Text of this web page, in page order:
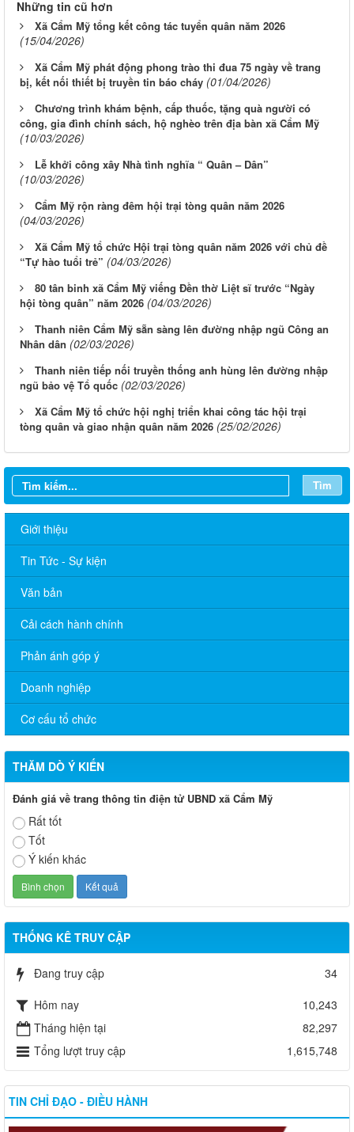
Những tin cũ hơn
Xã Cẩm Mỹ tổng kết công tác tuyển quân năm 2026
(15/04/2026)
Xã Cẩm Mỹ phát động phong trào thi đua 75 ngày về trang
bị, kết nối thiết bị truyền tin báo cháy (01/04/2026)
Chương trình khám bệnh, cấp thuốc, tặng quà người có
công, gia đình chính sách, hộ nghèo trên địa bàn xã Cẩm Mỹ
(10/03/2026)
Lễ khởi công xây Nhà tình nghĩa “ Quân – Dân”
(10/03/2026)
Cẩm Mỹ rộn ràng đêm hội trại tòng quân năm 2026
(04/03/2026)
Xã Cẩm Mỹ tổ chức Hội trại tòng quân năm 2026 với chủ đề
“Tự hào tuổi trẻ” (04/03/2026)
80 tân binh xã Cẩm Mỹ viếng Đền thờ Liệt sĩ trước “Ngày
hội tòng quân” năm 2026 (04/03/2026)
Thanh niên Cẩm Mỹ sẵn sàng lên đường nhập ngũ Công an
Nhân dân (02/03/2026)
Thanh niên tiếp nối truyền thống anh hùng lên đường nhập
ngũ bảo vệ Tổ quốc (02/03/2026)
Xã Cẩm Mỹ tổ chức hội nghị triển khai công tác hội trại
tòng quân và giao nhận quân năm 2026 (25/02/2026)
Tìm
Giới thiệu
Tin Tức - Sự kiện
Văn bản
Cải cách hành chính
Phản ánh góp ý
Doanh nghiệp
Cơ cấu tổ chức
THĂM DÒ Ý KIẾN
Đánh giá về trang thông tin điện tử UBND xã Cẩm Mỹ
Rất tốt
Tốt
Ý kiến khác
THỐNG KÊ TRUY CẬP
Đang truy cập
34
Hôm nay
10,243
Tháng hiện tại
82,297
Tổng lượt truy cập
1,615,748
TIN CHỈ ĐẠO - ĐIỀU HÀNH